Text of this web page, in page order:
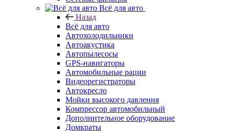
Всё для авто
Назад
Всё для авто
Автохолодильники
Автоакустика
Автопылесосы
GPS-навигаторы
Автомобильные рации
Видеорегистраторы
Автокресло
Мойки высокого давления
Компрессор автомобильный
Дополнительное оборудование
Домкраты